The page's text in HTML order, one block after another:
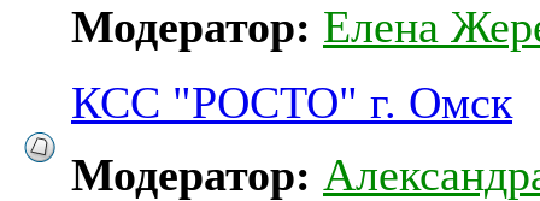
Модератор: Елена
КСС "РОСТО" г. Омск
Модератор: